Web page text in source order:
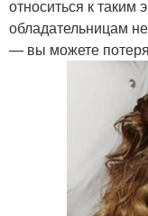
относиться к таким
обладательницам
— вы можете